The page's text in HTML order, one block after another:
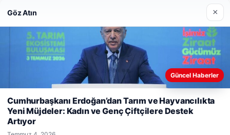
Prenses Night Club
deneyiminizi kişiselleştirmek ve geliştirmek amacıyla çerezler
kullanıyoruz.Çerez Politikamız
Reddet
Göz Atın ×
Güncel Haberler
Cumhurbaşkanı Erdoğan’dan Tarım ve Hayvancılıkta
Yeni Müjdeler: Kadın ve Genç Çiftçilere Destek
Artıyor